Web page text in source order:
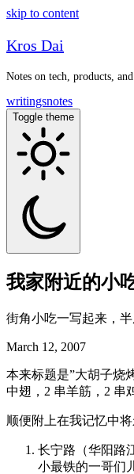
skip to content
Kros Dai
Notes on tech, products,
writingsnotes
Toggle theme
我家附近的小
街角小吃一写起来，
March 12, 2007
本来标题是”大胡子烧
中翅，2 串羊筋，2
顺便附上在我记忆中
长宁路（华阳路
小最铁的一哥们